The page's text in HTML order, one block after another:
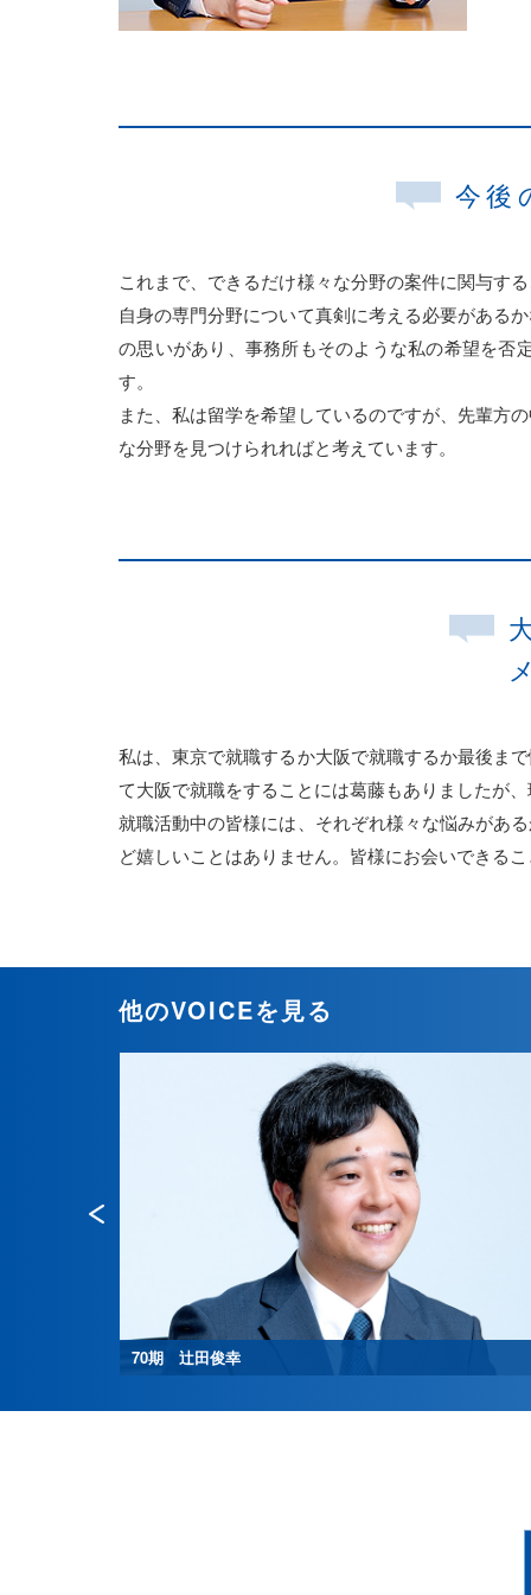
今後
これまで、できるだけ様々な分野の案件に関与す
自身の専門分野について真剣に考える必要がある
の思いがあり、事務所もそのような私の希望を否
す。
また、私は留学を希望しているのですが、先輩方
な分野を見つけられればと考えています。
私は、東京で就職するか大阪で就職するか最後ま
て大阪で就職をすることには葛藤もありましたが
就職活動中の皆様には、それぞれ様々な悩みがあ
ど嬉しいことはありません。皆様にお会いできる
他のVOICEを見る
70期 辻田俊幸